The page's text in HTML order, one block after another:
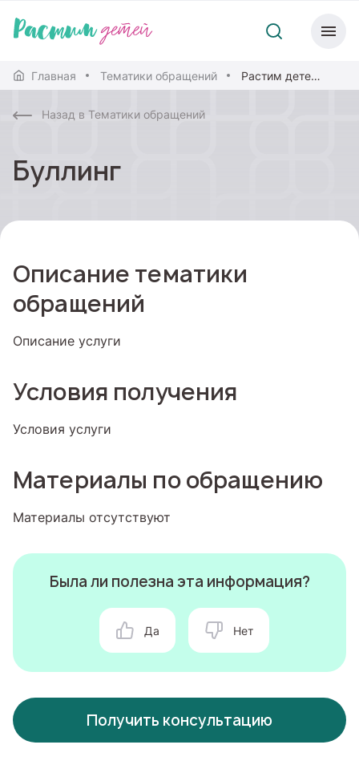
Главная Тематики обращений Растим детей. Навигатор для современных родителей
Назад в Тематики обращений
Буллинг
Описание тематики
обращений
Описание услуги
Условия получения
Условия услуги
Материалы по обращению
Материалы отсутствуют
Была ли полезна эта информация?
Да Нет
Получить консультацию